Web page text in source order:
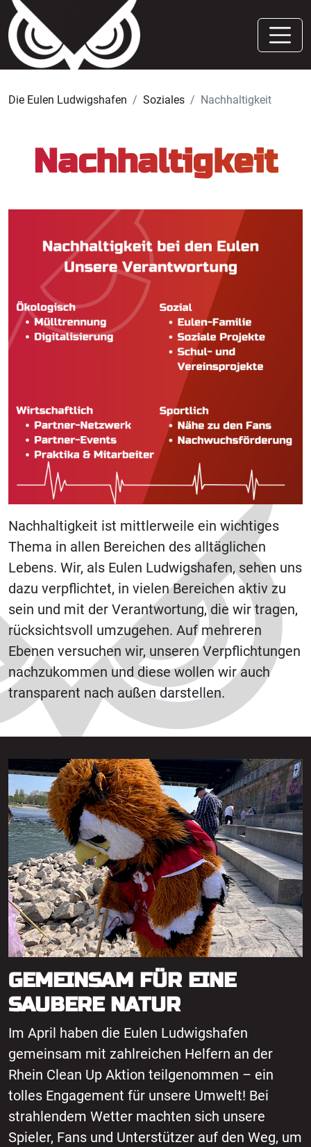
Die Eulen Ludwigshafen Soziales Nachhaltigkeit
Nachhaltigkeit
Nachhaltigkeit ist mittlerweile ein wichtiges
Thema in allen Bereichen des alltäglichen
Lebens. Wir, als Eulen Ludwigshafen, sehen uns
dazu verpflichtet, in vielen Bereichen aktiv zu
sein und mit der Verantwortung, die wir tragen,
rücksichtsvoll umzugehen. Auf mehreren
Ebenen versuchen wir, unseren Verpflichtungen
nachzukommen und diese wollen wir auch
transparent nach außen darstellen.
GEMEINSAM FÜR EINE
SAUBERE NATUR
Im April haben die Eulen Ludwigshafen
gemeinsam mit zahlreichen Helfern an der
Rhein Clean Up Aktion teilgenommen – ein
tolles Engagement für unsere Umwelt! Bei
strahlendem Wetter machten sich unsere
Spieler, Fans und Unterstützer auf den Weg, um